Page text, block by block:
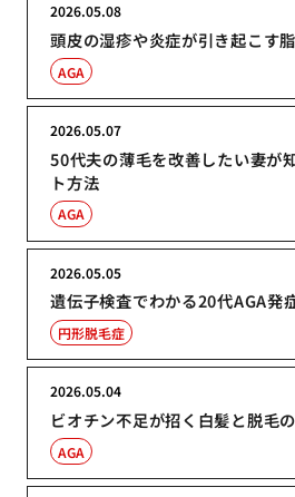
頭皮の湿疹や炎症が引き起こす
2026.05.08
AGA
50代夫の薄毛を改善したい妻が
ト方法
2026.05.07
AGA
遺伝子検査でわかる20代AGA発
2026.05.05
円形脱毛症
ビオチン不足が招く白髪と脱毛
2026.05.04
AGA